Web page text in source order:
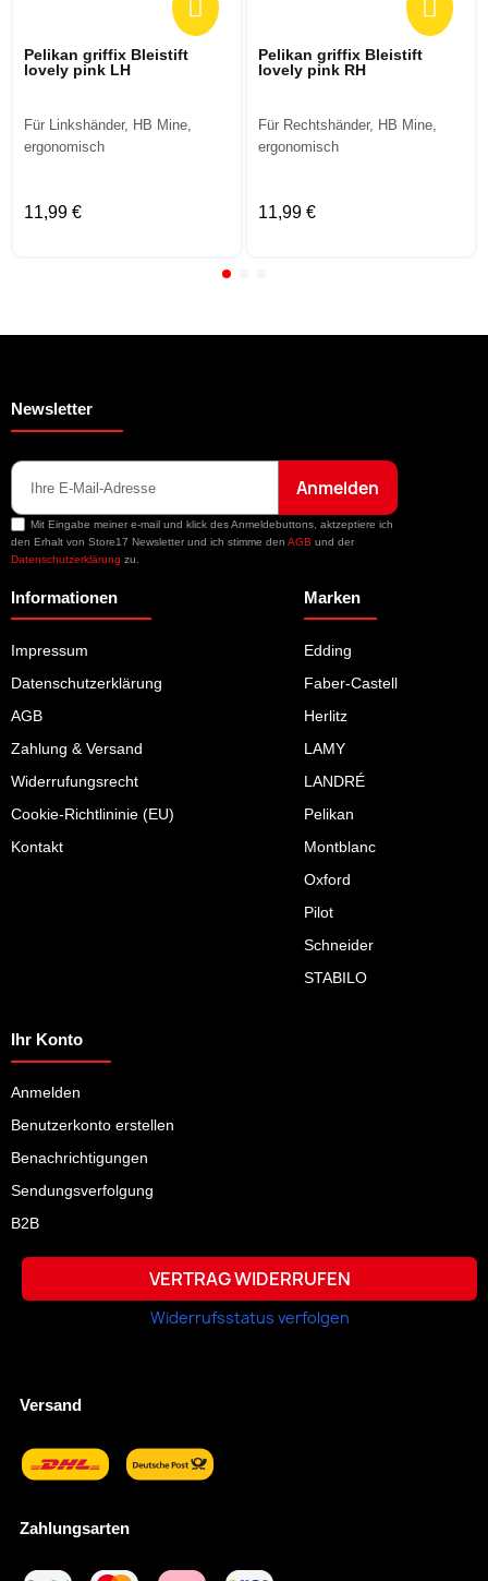
Pelikan griffix Bleistift
lovely pink LH
Für Linkshänder, HB Mine,
ergonomisch
11,99 €
Pelikan griffix Bleistift
lovely pink RH
Für Rechtshänder, HB Mine,
ergonomisch
11,99 €
Newsletter
Anmelden
Mit Eingabe meiner e-mail und klick des Anmeldebuttons, aktzeptiere ich
den Erhalt von Store17 Newsletter und ich stimme den AGB und der
Datenschutzerklärung zu.
Informationen
Impressum
Datenschutzerklärung
AGB
Zahlung & Versand
Widerrufungsrecht
Cookie-Richtlininie (EU)
Kontakt
Marken
Edding
Faber-Castell
Herlitz
LAMY
LANDRÉ
Pelikan
Montblanc
Oxford
Pilot
Schneider
STABILO
Ihr Konto
Anmelden
Benutzerkonto erstellen
Benachrichtigungen
Sendungsverfolgung
B2B
VERTRAG WIDERRUFEN
Widerrufsstatus verfolgen
Versand
Zahlungsarten